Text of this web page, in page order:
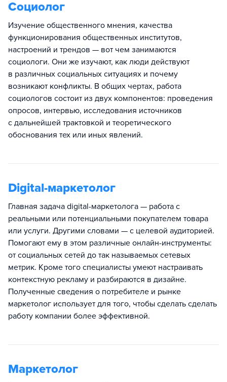
Социолог
Изучение общественного мнения, качества
функционирования общественных институтов,
настроений и трендов — вот чем занимаются
социологи. Они же изучают, как люди действуют
в различных социальных ситуациях и почему
возникают конфликты. В общих чертах, работа
социологов состоит из двух компонентов: проведения
опросов, интервью, исследования источников
с дальнейшей трактовкой и теоретического
обоснования тех или иных явлений.
Digital-маркетолог
Главная задача digital-маркетолога — работа с
реальными или потенциальными покупателем товара
или услуги. Другими словами — с целевой аудиторией.
Помогают ему в этом различные онлайн-инструменты:
от социальных сетей до так называемых сетевых
метрик. Кроме того специалисты умеют настраивать
контекстную рекламу и разбираются в дизайне.
Полученные сведения о потребителе и рынке
маркетолог использует для того, чтобы сделать сделать
работу компании более эффективной.
Маркетолог